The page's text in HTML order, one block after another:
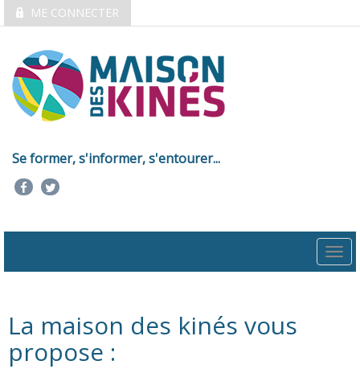
ME CONNECTER
Se former, s'informer, s'entourer...
La maison des kinés vous
propose :